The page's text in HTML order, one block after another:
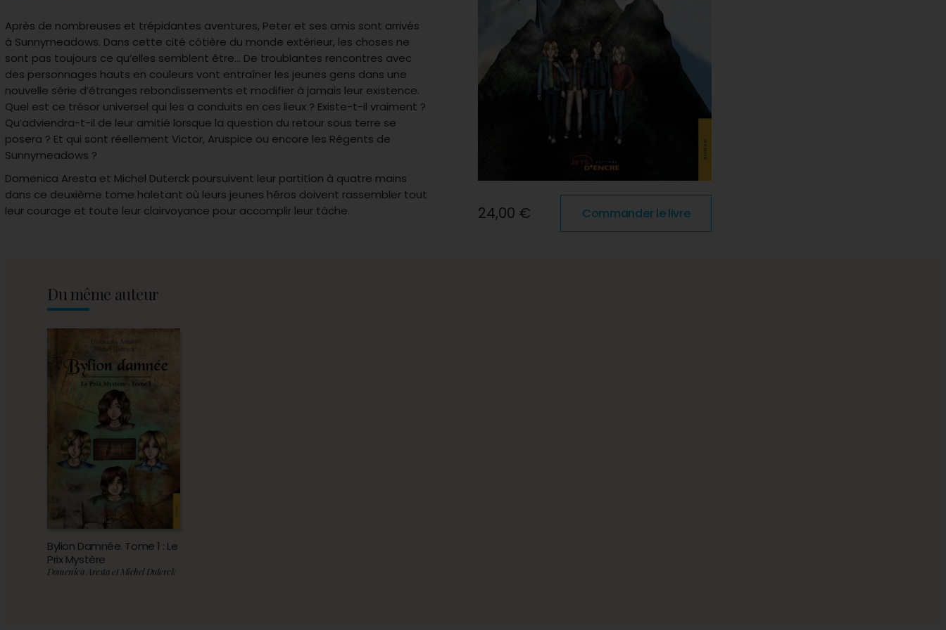
Après de nombreuses et trépidantes aventures, Peter et ses amis sont arrivés
à Sunnymeadows. Dans cette cité côtière du monde extérieur, les choses ne
sont pas toujours ce qu’elles semblent être… De troublantes rencontres avec
des personnages hauts en couleurs vont entraîner les jeunes gens dans une
nouvelle série d’étranges rebondissements et modifier à jamais leur existence.
Quel est ce trésor universel qui les a conduits en ces lieux ? Existe-t-il vraiment ?
Qu’adviendra-t-il de leur amitié lorsque la question du retour sous terre se
posera ? Et qui sont réellement Victor, Aruspice ou encore les Régents de
Sunnymeadows ?
Domenica Aresta et Michel Duterck poursuivent leur partition à quatre mains
dans ce deuxième tome haletant où leurs jeunes héros doivent rassembler tout
leur courage et toute leur clairvoyance pour accomplir leur tâche.
24,00 € Commander le livre
Du même auteur
Bylion Damnée. Tome 1 : Le
Prix Mystère
Domenica Aresta et Michel Duterck